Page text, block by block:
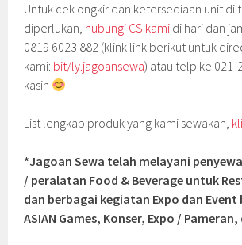
Untuk cek ongkir dan ketersediaan unit di
diperlukan, hubungi CS kami di hari dan
0819 6023 882 (klink link berikut untuk
kami: bit/ly.jagoansewa) atau telp ke 021-
kasih
List lengkap produk yang kami sewakan,
*Jagoan Sewa telah melayani
/ peralatan Food & Beverage untuk
dan berbagai kegiatan Expo dan Event
ASIAN Games, Konser, Expo / Pameran,